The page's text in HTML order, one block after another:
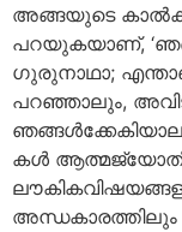
അങ്ങയുടെ
പറയുകയാണ്,
ഗുരുനാഥാ;
പറഞ്ഞാലും,
കള്‍
അന്ധകാരത്തിലും